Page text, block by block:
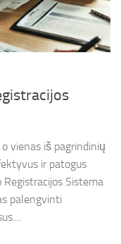
vienas iš pagrindinių
ir patogus
Sistema
palengvinti